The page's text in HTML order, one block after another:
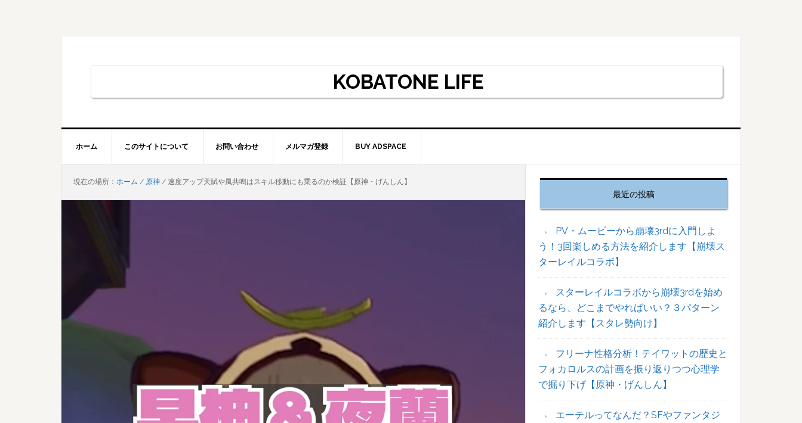
KOBATONE LIFE
ホーム このサイトについて お問い合わせ メルマガ登録 BUY ADSPACE
現在の場所： ホーム / 原神 / 速度アップ天賦や風共鳴はスキル移動にも乗るのか検証【原神・げんしん】
最近の投稿
PV・ムービーから崩壊3rdに入門しよ
う！3回楽しめる方法を紹介します【崩壊ス
ターレイルコラボ】
スターレイルコラボから崩壊3rdを始め
るなら、どこまでやればいい？３パターン
紹介します【スタレ勢向け】
フリーナ性格分析！テイワットの歴史と
フォカロルスの計画を振り返りつつ心理学
で掘り下げ【原神・げんしん】
エーテルってなんだ？SFやファンタジ